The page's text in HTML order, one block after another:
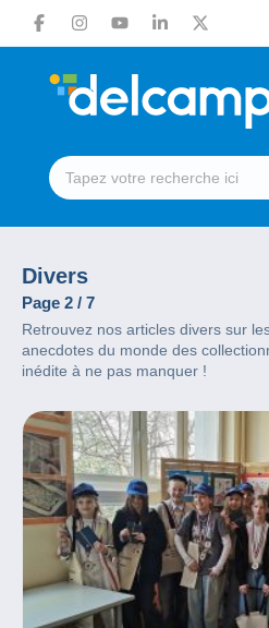
Divers
Page 2 / 7
Retrouvez nos articles divers sur
anecdotes du monde des
inédite à ne pas manquer !